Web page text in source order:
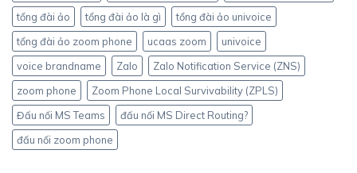
tổng đài ảo
tổng đài ảo là gì
tổng đài ảo univoice
tổng đài ảo zoom phone
ucaas zoom
univoice
voice brandname
Zalo
Zalo Notification Service (ZNS)
zoom phone
Zoom Phone Local Survivability (ZPLS)
Đấu nối MS Teams
đấu nối MS Direct Routing?
đấu nối zoom phone